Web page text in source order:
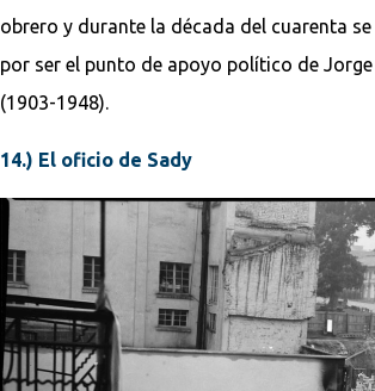
obrero y durante la década del cuarenta
por ser el punto de apoyo político de Jorge
(1903-1948).
14.) El oficio de Sady